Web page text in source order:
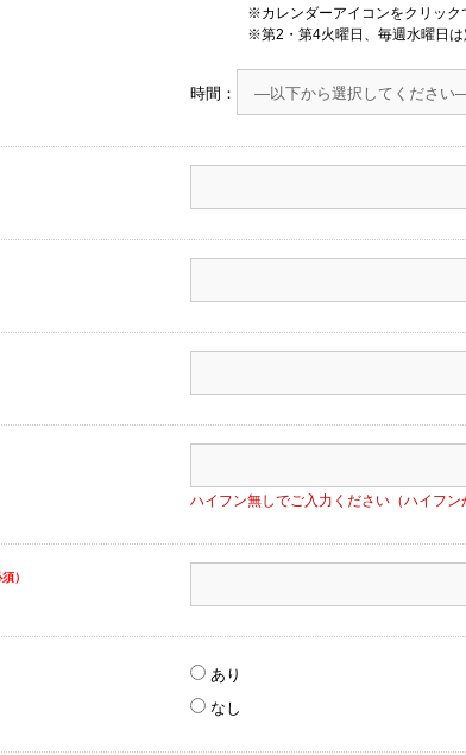
※カレンダーアイコンをクリック
※第2・第4火曜日、毎週水曜日は
時間：
ハイフン無しでご入力ください（ハイフン
須）
あり
なし